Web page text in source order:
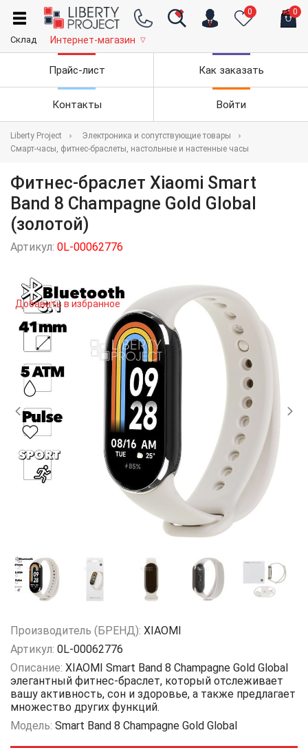
0 0
Склад Интернет-магазин ▽
Прайс-лист Как заказать
Контакты Войти
Liberty Project
Электроника и сопутствующие товары
Смарт-часы, фитнес-браслеты, настольные и настенные часы
Фитнес-браслет Xiaomi Smart
Band 8 Champagne Gold Global
(золотой)
Артикул: 0L-00062776
Добавить в избранное
Производитель (БРЕНД): XIAOMI
Артикул: 0L-00062776
Описание: XIAOMI Smart Band 8 Champagne Gold Global
элегантный фитнес-браслет, который отслеживает
вашу активность, сон и здоровье, а также предлагает
множество других функций.
Модель: Smart Band 8 Champagne Gold Global